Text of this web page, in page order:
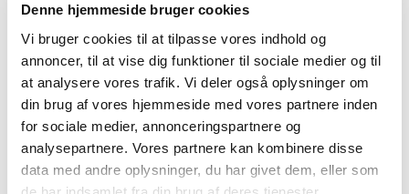
Denne hjemmeside bruger cookies
Vi bruger cookies til at tilpasse vores indhold og
annoncer, til at vise dig funktioner til sociale medier og til
at analysere vores trafik. Vi deler også oplysninger om
din brug af vores hjemmeside med vores partnere inden
for sociale medier, annonceringspartnere og
analysepartnere. Vores partnere kan kombinere disse
data med andre oplysninger, du har givet dem, eller som
2019 (159)
2018 (150)
2017 (167)
2016 (167)
2015 (33)
2014 (44)
2013 (49)